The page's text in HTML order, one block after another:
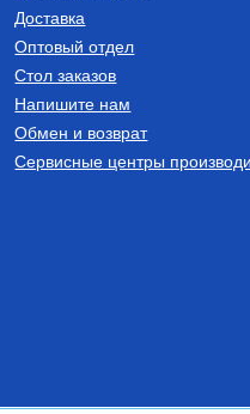
Доставка
Оптовый отдел
Стол заказов
Напишите нам
Обмен и возврат
Сервисные центры